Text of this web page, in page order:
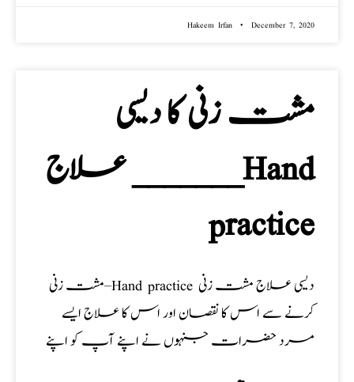
Hakeem Irfan December 7, 2020
مشت زنی کا دیسی
علاج _______Hand
practice
مشت زنی–Hand practice دیسی علاج مشت زنی
کرنے سے اس کا نقصان اور اس کا علاج ایسے
مرد حضرات جنہوں نے اپنے آپ کو اپنے